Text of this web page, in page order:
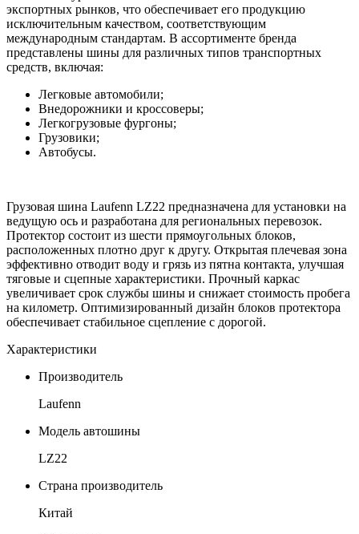
экспортных рынков, что обеспечивает его продукцию
исключительным качеством, соответствующим
международным стандартам. В ассортименте бренда
представлены шины для различных типов транспортных
средств, включая:
Легковые автомобили;
Внедорожники и кроссоверы;
Легкогрузовые фургоны;
Грузовики;
Автобусы.
Грузовая шина Laufenn LZ22 предназначена для установки на
ведущую ось и разработана для региональных перевозок.
Протектор состоит из шести прямоугольных блоков,
расположенных плотно друг к другу. Открытая плечевая зона
эффективно отводит воду и грязь из пятна контакта, улучшая
тяговые и сцепные характеристики. Прочный каркас
увеличивает срок службы шины и снижает стоимость пробега
на километр. Оптимизированный дизайн блоков протектора
обеспечивает стабильное сцепление с дорогой.
Характеристики
Производитель
Laufenn
Модель автошины
LZ22
Страна производитель
Китай